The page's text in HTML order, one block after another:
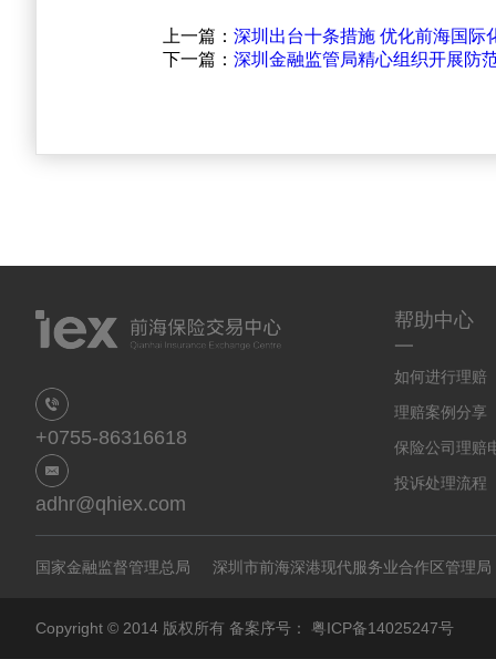
上一篇： 深圳出台十条措施 优化前海国际
下一篇： 深圳金融监管局精心组织开展防
+0755-86316618
adhr@qhiex.com
帮助中心
一
如何进行理赔
理赔案例分享
保险公司理赔
投诉处理流程
国家金融监督管理总局 深圳市前海深港现代服务业合作区管理局
Copyright © 2014 版权所有 备案序号： 粤ICP备14025247号